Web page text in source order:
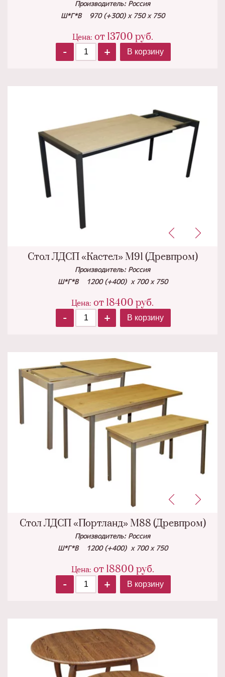
Производитель: Россия
Ш*Г*В 970 (+300) х 750 х 750
Цена: от 13700 руб.
-
+ В корзину
Стол ЛДСП «Кастел» М91 (Древпром)
Производитель: Россия
Ш*Г*В 1200 (+400) х 700 х 750
Цена: от 18400 руб.
-
+ В корзину
Стол ЛДСП «Портланд» М88 (Древпром)
Производитель: Россия
Ш*Г*В 1200 (+400) х 700 х 750
Цена: от 18800 руб.
-
+ В корзину